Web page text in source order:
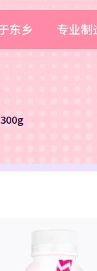
东乡 专业制